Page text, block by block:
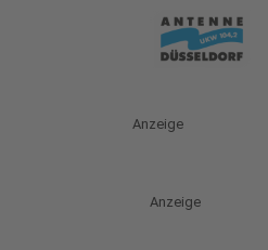
Anzeige
Anzeige